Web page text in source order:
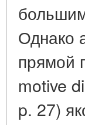
Однако
прямой
motive
p. 27)